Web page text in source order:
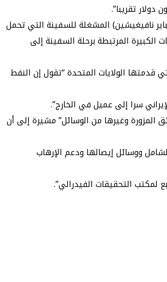
نافيغيشين) المشغلة للسفينة التي تحمل
الكبيرة المرتبطة برحلة السفينة إلى
قدمتها الولايات المتحدة “تقول إن النفط
سرا إلى عميل في الخارج”.
المزورة وغيرها من الوسائل” مشيرة إلى أن
ووسائل إيصالها ودعم الإرهاب
لمكتب التحقيقات الفيدرالي”.